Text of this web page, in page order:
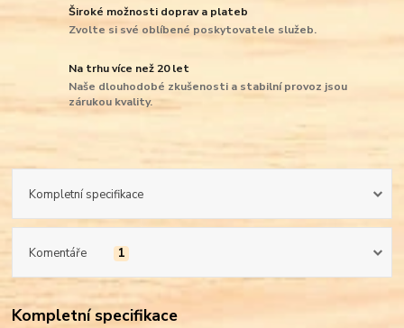
Široké možnosti doprav a plateb
Zvolte si své oblíbené poskytovatele služeb.
Na trhu více než 20 let
Naše dlouhodobé zkušenosti a stabilní provoz jsou
zárukou kvality.
Kompletní specifikace
Komentáře 1
Kompletní specifikace